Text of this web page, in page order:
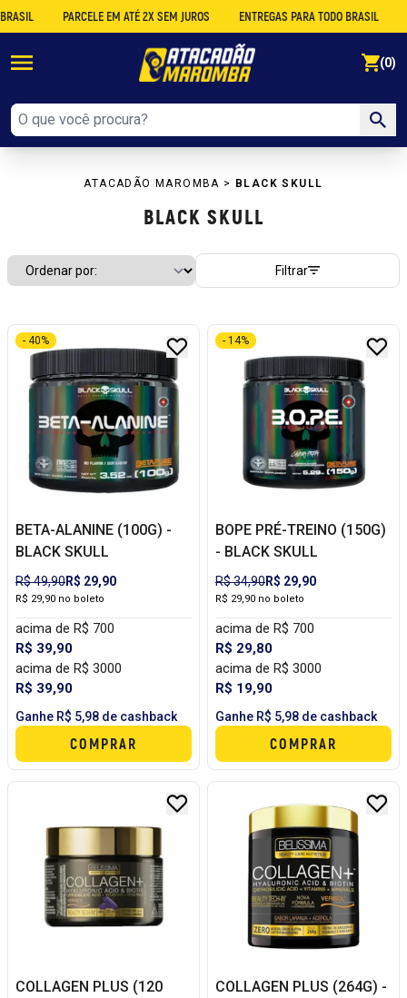
PARCELE EM ATÉ 2X SEM JUROS ENTREGAS PARA TODO BRASIL
(0)
ATACADÃO MAROMBA > BLACK SKULL
BLACK SKULL
Filtrar
BETA-ALANINE (100G) -
BLACK SKULL
R$ 49,90R$ 29,90
- 40%
R$ 29,90 no boleto
acima de R$ 700
R$ 39,90
acima de R$ 3000
R$ 39,90
Ganhe R$ 5,98 de cashback
COMPRAR
BOPE PRÉ-TREINO (150G)
- BLACK SKULL
R$ 34,90R$ 29,90
- 14%
R$ 29,90 no boleto
acima de R$ 700
R$ 29,80
acima de R$ 3000
R$ 19,90
Ganhe R$ 5,98 de cashback
COMPRAR
COLLAGEN PLUS (120
COLLAGEN PLUS (264G) -